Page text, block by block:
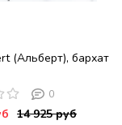
(Альберт), бархат
0
14 925 руб